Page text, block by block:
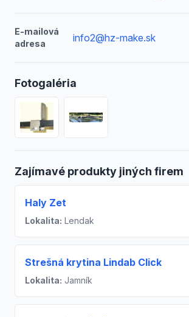
E-mailová
adresa
info2@hz-make.sk
Fotogaléria
Zajímavé produkty jiných firem
Haly Zet
Lokalita: Lendak
Strešná krytina Lindab Click
Lokalita: Jamník